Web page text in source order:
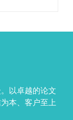
以卓越的论文
本、客户至上